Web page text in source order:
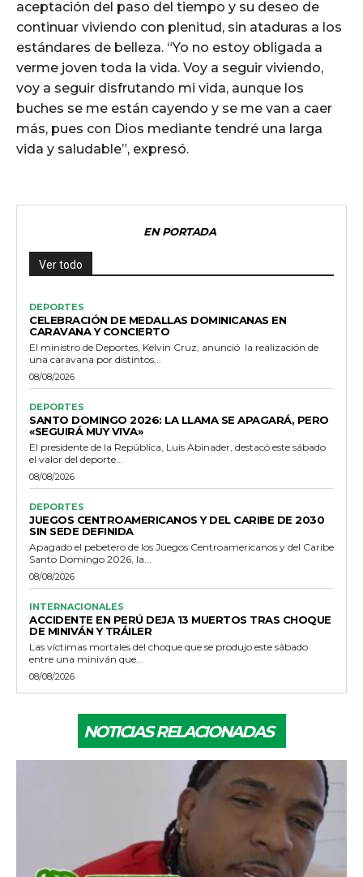
aceptación del paso del tiempo y su deseo de
continuar viviendo con plenitud, sin ataduras a los
estándares de belleza. “Yo no estoy obligada a
verme joven toda la vida. Voy a seguir viviendo,
voy a seguir disfrutando mi vida, aunque los
buches se me están cayendo y se me van a caer
más, pues con Dios mediante tendré una larga
vida y saludable”, expresó.
EN PORTADA
Ver todo
DEPORTES
CELEBRACIÓN DE MEDALLAS DOMINICANAS EN
CARAVANA Y CONCIERTO
El ministro de Deportes, Kelvin Cruz, anunció la realización de
una caravana por distintos...
08/08/2026
DEPORTES
SANTO DOMINGO 2026: LA LLAMA SE APAGARÁ, PERO
«SEGUIRÁ MUY VIVA»
El presidente de la República, Luis Abinader, destacó este sábado
el valor del deporte...
08/08/2026
DEPORTES
JUEGOS CENTROAMERICANOS Y DEL CARIBE DE 2030
SIN SEDE DEFINIDA
Apagado el pebetero de los Juegos Centroamericanos y del Caribe
Santo Domingo 2026, la...
08/08/2026
INTERNACIONALES
ACCIDENTE EN PERÚ DEJA 13 MUERTOS TRAS CHOQUE
DE MINIVÁN Y TRÁILER
Las víctimas mortales del choque que se produjo este sábado
entre una miniván que...
08/08/2026
NOTICIAS RELACIONADAS